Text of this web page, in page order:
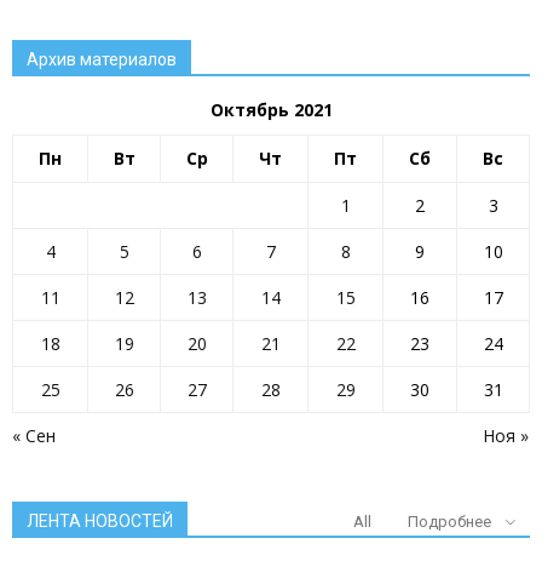
Архив материалов
Октябрь 2021
Пн Вт Ср Чт Пт Сб Вс
« Сен Ноя »
1 2
3
4
5 6 7 8 9
10
11
12 13 14 15 16
17
18
19 20 21 22 23
24
25
26 27 28 29 30 31
ЛЕНТА НОВОСТЕЙ All Подробнее